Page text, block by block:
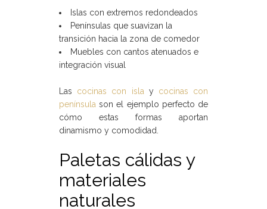
Islas con extremos redondeados
Penínsulas que suavizan la
transición hacia la zona de comedor
Muebles con cantos atenuados e
integración visual
Las cocinas con isla y cocinas con
península son el ejemplo perfecto de
cómo estas formas aportan
dinamismo y comodidad.
Paletas cálidas y
materiales
naturales